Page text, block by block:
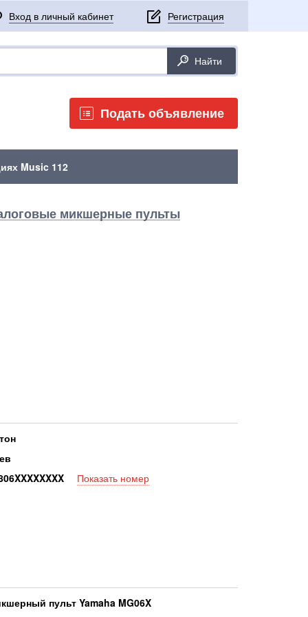
Подать объявление
Music 112
микшерные пульты
6XXXXXXXX Показать номер
пульт Yamaha MG06X